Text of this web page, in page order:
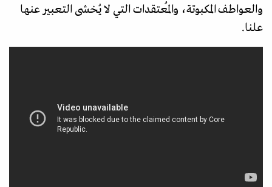
والعواطف المكبوتة، والمُعتقدات التي لا يُخشى التعبير عنها
علنا.